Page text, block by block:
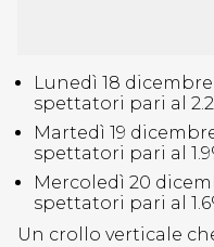
Lunedì 18
spettatori pari al
Martedì 19
spettatori pari al
Mercoledì 20
spettatori pari al
Un crollo verticale